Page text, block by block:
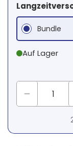
Bundle
Auf Lager